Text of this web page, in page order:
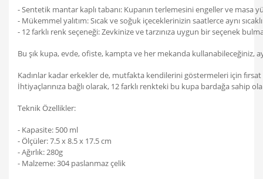
- Sentetik mantar kaplı tabanı: Kupanın terlemesini engeller ve masa
- Mükemmel yalıtım: Sıcak ve soğuk içeceklerinizin saatlerce aynı
- 12 farklı renk seçeneği: Zevkinize ve tarzınıza uygun bir seçenek
Bu şık kupa, evde, ofiste, kampta ve her mekanda
Kadınlar kadar erkekler de, mutfakta kendilerini göstermeleri için
İhtiyaçlarınıza bağlı olarak, 12 farklı renkteki bu kupa bardağa sahip
Teknik Özellikler:
- Kapasite: 500 ml
- Ölçüler: 7.5 x 8.5 x 17.5 cm
- Ağırlık: 280g
- Malzeme: 304 paslanmaz çelik